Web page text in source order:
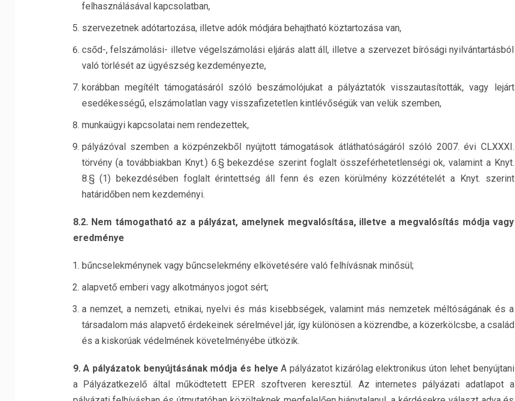
felhasználásával kapcsolatban,
szervezetnek adótartozása, illetve adók módjára behajtható köztartozása van,
csőd-, felszámolási- illetve végelszámolási eljárás alatt áll, illetve a szervezet bírósági nyilvántartásból
való törlését az ügyészség kezdeményezte,
korábban megítélt támogatásáról szóló beszámolójukat a pályáztatók visszautasították, vagy lejárt
esedékességű, elszámolatlan vagy visszafizetetlen kintlévőségük van velük szemben,
munkaügyi kapcsolatai nem rendezettek,
pályázóval szemben a közpénzekből nyújtott támogatások átláthatóságáról szóló 2007. évi CLXXXI.
törvény (a továbbiakban Knyt.) 6.§ bekezdése szerint foglalt összeférhetetlenségi ok, valamint a Knyt.
8.§ (1) bekezdésében foglalt érintettség áll fenn és ezen körülmény közzétételét a Knyt. szerint
határidőben nem kezdeményi.
8.2. Nem támogatható az a pályázat, amelynek megvalósítása, illetve a megvalósítás módja vagy
eredménye
bűncselekménynek vagy bűncselekmény elkövetésére való felhívásnak minősül;
alapvető emberi vagy alkotmányos jogot sért;
a nemzet, a nemzeti, etnikai, nyelvi és más kisebbségek, valamint más nemzetek méltóságának és a
társadalom más alapvető érdekeinek sérelmével jár, így különösen a közrendbe, a közerkölcsbe, a család
és a kiskorúak védelmének követelményébe ütközik.
9. A pályázatok benyújtásának módja és helye A pályázatot kizárólag elektronikus úton lehet benyújtani
a Pályázatkezelő által működtetett EPER szoftveren keresztül. Az internetes pályázati adatlapot a